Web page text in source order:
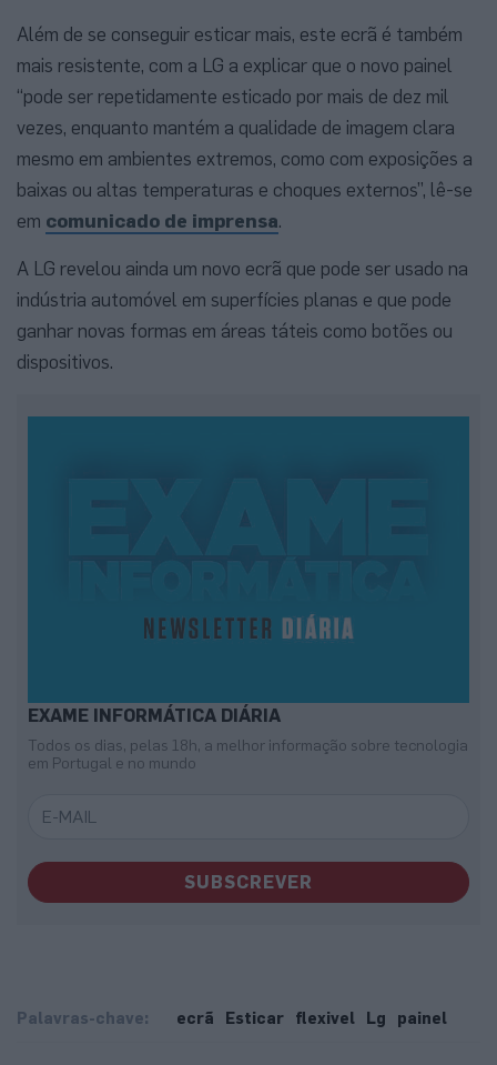
Além de se conseguir esticar mais, este ecrã é também
mais resistente, com a LG a explicar que o novo painel
“pode ser repetidamente esticado por mais de dez mil
vezes, enquanto mantém a qualidade de imagem clara
mesmo em ambientes extremos, como com exposições a
baixas ou altas temperaturas e choques externos”, lê-se
em comunicado de imprensa.
A LG revelou ainda um novo ecrã que pode ser usado na
indústria automóvel em superfícies planas e que pode
ganhar novas formas em áreas táteis como botões ou
dispositivos.
EXAME INFORMÁTICA DIÁRIA
Todos os dias, pelas 18h, a melhor informação sobre tecnologia
em Portugal e no mundo
SUBSCREVER
Palavras-chave: ecrã Esticar flexivel Lg painel